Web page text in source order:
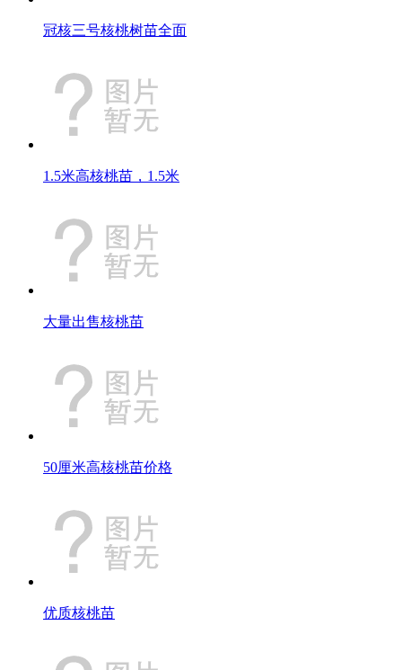
冠核三号核桃树苗全面
1.5米高核桃苗，1.5米
大量出售核桃苗
50厘米高核桃苗价格
优质核桃苗